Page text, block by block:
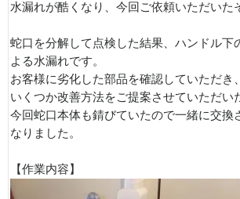
水漏れが酷くなり、今回ご依頼いただいた
蛇口を分解して点検した結果、ハンドル下
よる水漏れです。
お客様に劣化した部品を確認していただき、
いくつか改善方法をご提案させていただい
今回蛇口本体も錆びていたので一緒に交換
なりました。
【作業内容】